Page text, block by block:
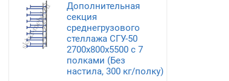
Дополнительная
секция
среднегрузового
стеллажа СГУ-50
2700х800х5500 с 7
полками (Без
настила, 300 кг/полку)